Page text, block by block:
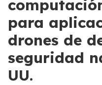
para
drones de
seguridad
UU.